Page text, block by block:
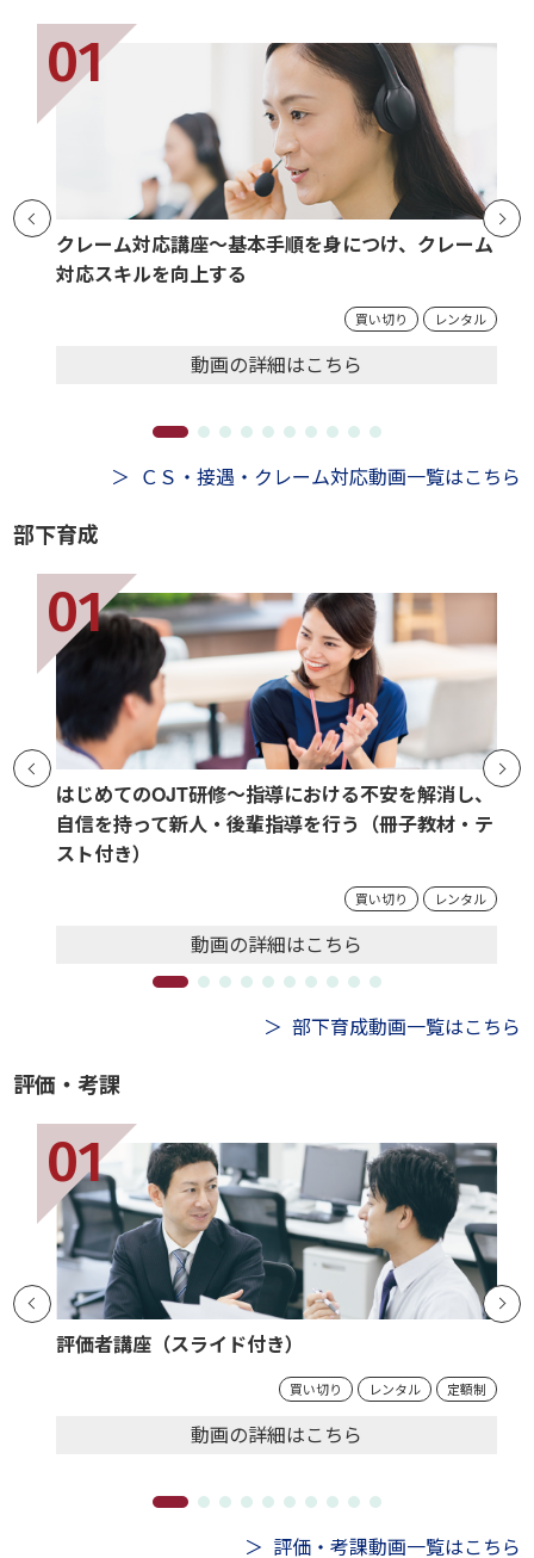
クレーム対応講座～基本手順を身につけ、クレーム
対応スキルを向上する
買い切り レンタル
動画の詳細はこちら
ＣＳ・接遇・クレーム対応動画一覧はこちら
部下育成
はじめてのOJT研修～指導における不安を解消し、
自信を持って新人・後輩指導を行う（冊子教材・テ
スト付き）
買い切り レンタル
動画の詳細はこちら
部下育成動画一覧はこちら
評価・考課
評価者講座（スライド付き）
買い切り レンタル 定額制
動画の詳細はこちら
評価・考課動画一覧はこちら